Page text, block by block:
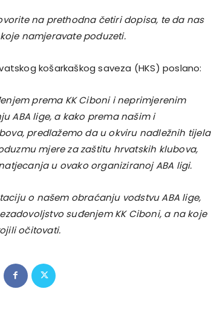
na prethodna četiri dopisa, te da nas
namjeravate poduzeti.
košarkaškog saveza (HKS) poslano:
prema KK Ciboni i neprimjerenim
ABA lige, a kako prema našim i
predlažemo da u okviru nadležnih tijela
mjere za zaštitu hrvatskih klubova,
u ovako organiziranoj ABA ligi.
o našem obraćanju vodstvu ABA lige,
suđenjem KK Ciboni, a na koje
očitovati.